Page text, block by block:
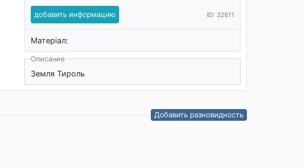
добавить информацию ID: 32611
Матеріал:
Описание
Земля Тироль
Добавить разновидность